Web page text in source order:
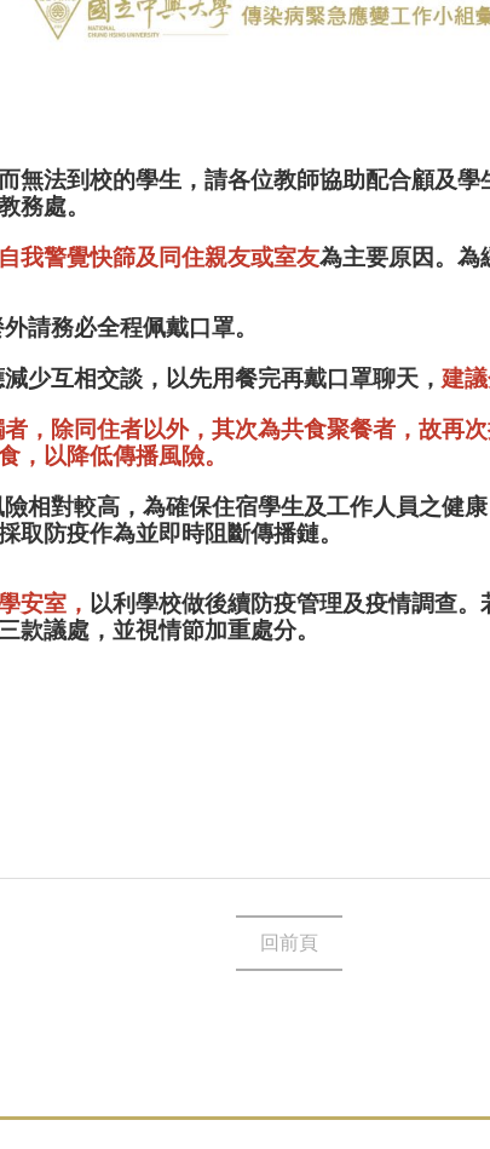
無法到校的學生，請各位教師協助配合顧及
務處。
自我警覺快篩及同住親友或室友為主要原因。為
請務必全程佩戴口罩。
少互相交談，以先用餐完再戴口罩聊天， 建
，除同住者以外，其次為共食聚餐者，故再
，以降低傳播風險。
相對較高，為確保住宿學生及工作人員之健
取防疫作為並即時阻斷傳播鏈。
安室， 以利學校做後續防疫管理及疫情調查
款議處，並視情節加重處分。
回前頁